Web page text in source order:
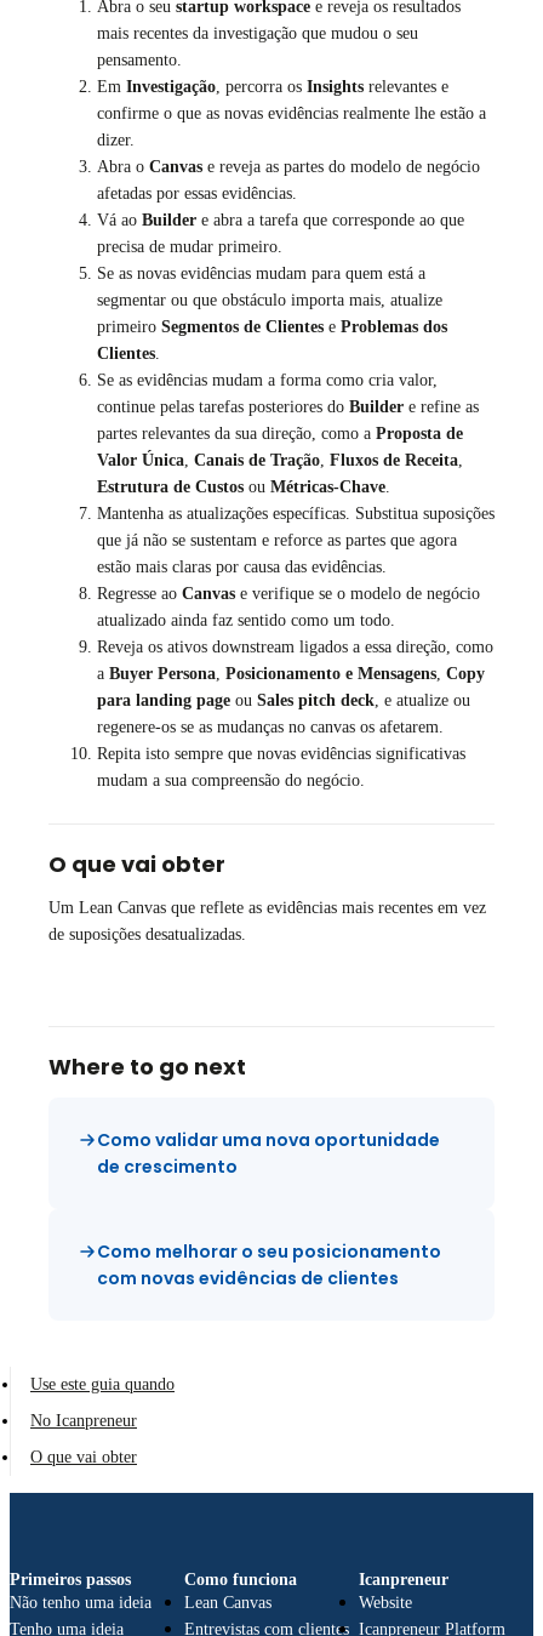
Abra o seu startup workspace e reveja os resultados
mais recentes da investigação que mudou o seu
pensamento.
Em Investigação , percorra os Insights relevantes e
confirme o que as novas evidências realmente lhe estão a
dizer.
Abra o Canvas e reveja as partes do modelo de negócio
afetadas por essas evidências.
Vá ao Builder e abra a tarefa que corresponde ao que
precisa de mudar primeiro.
Se as novas evidências mudam para quem está a
segmentar ou que obstáculo importa mais, atualize
primeiro Segmentos de Clientes e Problemas dos
Clientes
Se as evidências mudam a forma como cria valor,
continue pelas tarefas posteriores do Builder e refine as
partes relevantes da sua direção, como a Proposta de
Valor Única Canais de Tração Fluxos de Receita
Estrutura de Custos ou Métricas-Chave
Mantenha as atualizações específicas. Substitua suposições
que já não se sustentam e reforce as partes que agora
estão mais claras por causa das evidências.
Regresse ao Canvas e verifique se o modelo de negócio
atualizado ainda faz sentido como um todo.
Reveja os ativos downstream ligados a essa direção, como
a Buyer Persona Posicionamento e Mensagens Copy
para landing page ou Sales pitch deck , e atualize ou
regenere-os se as mudanças no canvas os afetarem.
Repita isto sempre que novas evidências significativas
mudam a sua compreensão do negócio.
O que vai obter
Um Lean Canvas que reflete as evidências mais recentes em vez
de suposições desatualizadas.
Where to go next
Como validar uma nova oportunidade
de crescimento
Como melhorar o seu posicionamento
com novas evidências de clientes
Use este guia quando
No Icanpreneur
O que vai obter
Primeiros passos
Não tenho uma ideia
Tenho uma ideia
Como funciona
Lean Canvas
Entrevistas com clientes
Icanpreneur
Website
Icanpreneur Platform